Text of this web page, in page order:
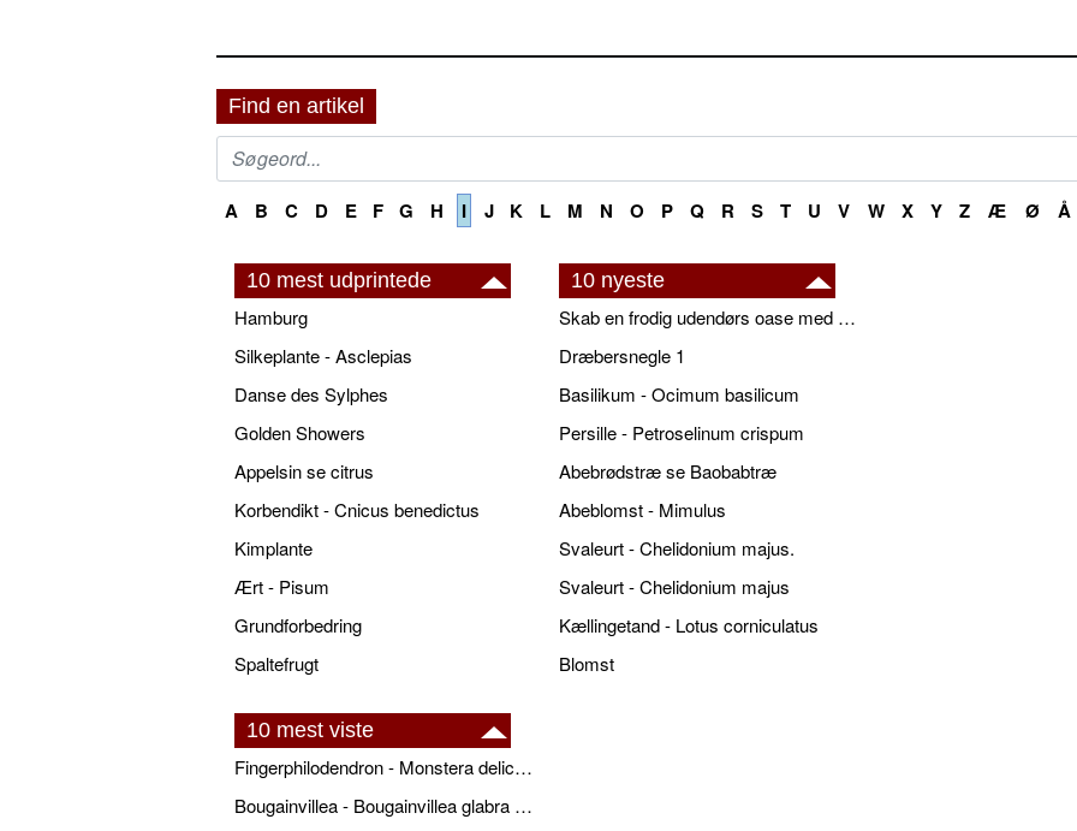
Find en artikel
A B C D E F G H I J K L M N O P Q R S T U V W X Y Z Æ Ø Å
10 mest udprintede
Hamburg
Silkeplante - Asclepias
Danse des Sylphes
Golden Showers
Appelsin se citrus
Korbendikt - Cnicus benedictus
Kimplante
Ært - Pisum
Grundforbedring
Spaltefrugt
10 nyeste
Skab en frodig udendørs oase med smukke plantekrukker og elegante espalier
Dræbersnegle 1
Basilikum - Ocimum basilicum
Persille - Petroselinum crispum
Abebrødstræ se Baobabtræ
Abeblomst - Mimulus
Svaleurt - Chelidonium majus.
Svaleurt - Chelidonium majus
Kællingetand - Lotus corniculatus
Blomst
10 mest viste
Fingerphilodendron - Monstera deliciosa - pasning
Bougainvillea - Bougainvillea glabra - pasning